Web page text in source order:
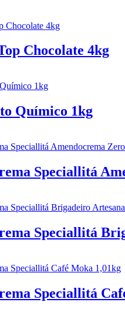
Chocolate 4kg
Químico 1kg
Speciallitá
Speciallitá
Speciallitá